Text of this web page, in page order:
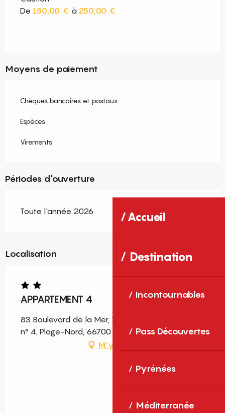
Accueil
Destination
Incontournables
Pass Découvertes
Pyrénées
Méditerranée
De 150,00 € à 250,00 €
Moyens de paiement
Chèques bancaires et postaux
Espèces
Virements
Périodes d'ouverture
Toute l'année 2026
Localisation
APPARTEMENT 4
83 Boulevard de la Mer, 1er étage Appartement
n° 4, Plage-Nord, 66700 Argelès-sur-Mer
M'y rendre